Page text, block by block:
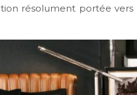
résolument portée vers